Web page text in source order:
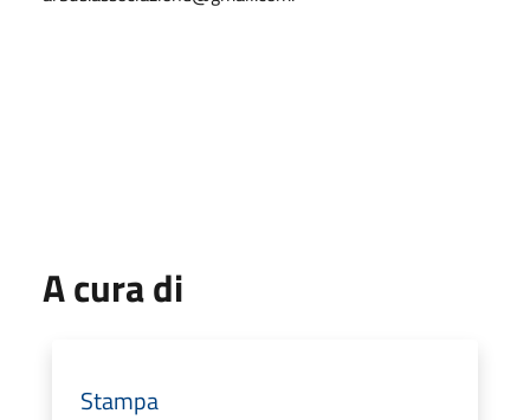
A cura di
Stampa